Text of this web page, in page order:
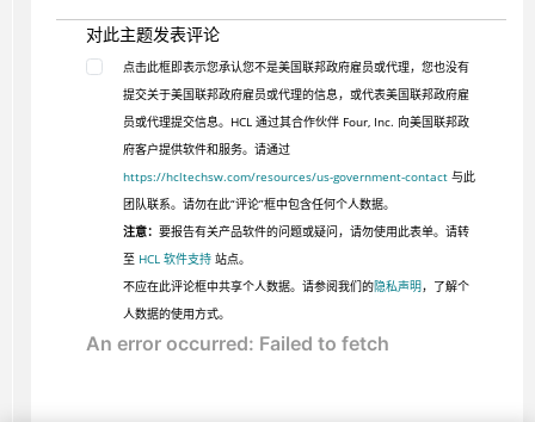
对此主题发表评论
点击此框即表示您承认您不是美国联邦政府雇员或代理，您也没有
提交关于美国联邦政府雇员或代理的信息，或代表美国联邦政府雇
员或代理提交信息。HCL 通过其合作伙伴 Four, Inc. 向美国联邦政
府客户提供软件和服务。请通过
https://hcltechsw.com/resources/us-government-contact与此
团队联系。请勿在此“评论”框中包含任何个人数据。
注意： 要报告有关产品软件的问题或疑问，请勿使用此表单。请转
至 HCL 软件支持站点。
不应在此评论框中共享个人数据。请参阅我们的隐私声明，了解个
人数据的使用方式。